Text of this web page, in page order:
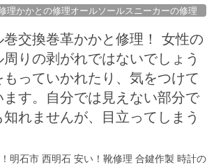
理かかとの修理オールソールスニーカーの修理
交換巻革かかと修理！ 女性の
りの剥がれではないでしょう
っていかれたり、気をつけて
す。自分では見えない部分で
れませんが、目立ってしまう
明石市 西明石 安い！靴修理 合鍵作製 時計の